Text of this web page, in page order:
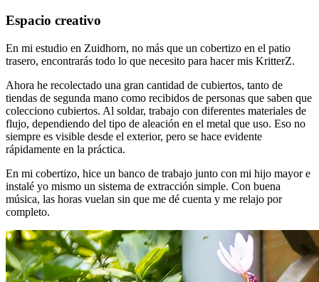
Espacio creativo
En mi estudio en Zuidhorn, no más que un cobertizo en el patio
trasero, encontrarás todo lo que necesito para hacer mis KritterZ.
Ahora he recolectado una gran cantidad de cubiertos, tanto de
tiendas de segunda mano como recibidos de personas que saben que
colecciono cubiertos. Al soldar, trabajo con diferentes materiales de
flujo, dependiendo del tipo de aleación en el metal que uso. Eso no
siempre es visible desde el exterior, pero se hace evidente
rápidamente en la práctica.
En mi cobertizo, hice un banco de trabajo junto con mi hijo mayor e
instalé yo mismo un sistema de extracción simple. Con buena
música, las horas vuelan sin que me dé cuenta y me relajo por
completo.